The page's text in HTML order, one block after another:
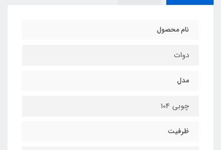
نام محصول
دوات
مدل
چوبی 104
ظرفیت